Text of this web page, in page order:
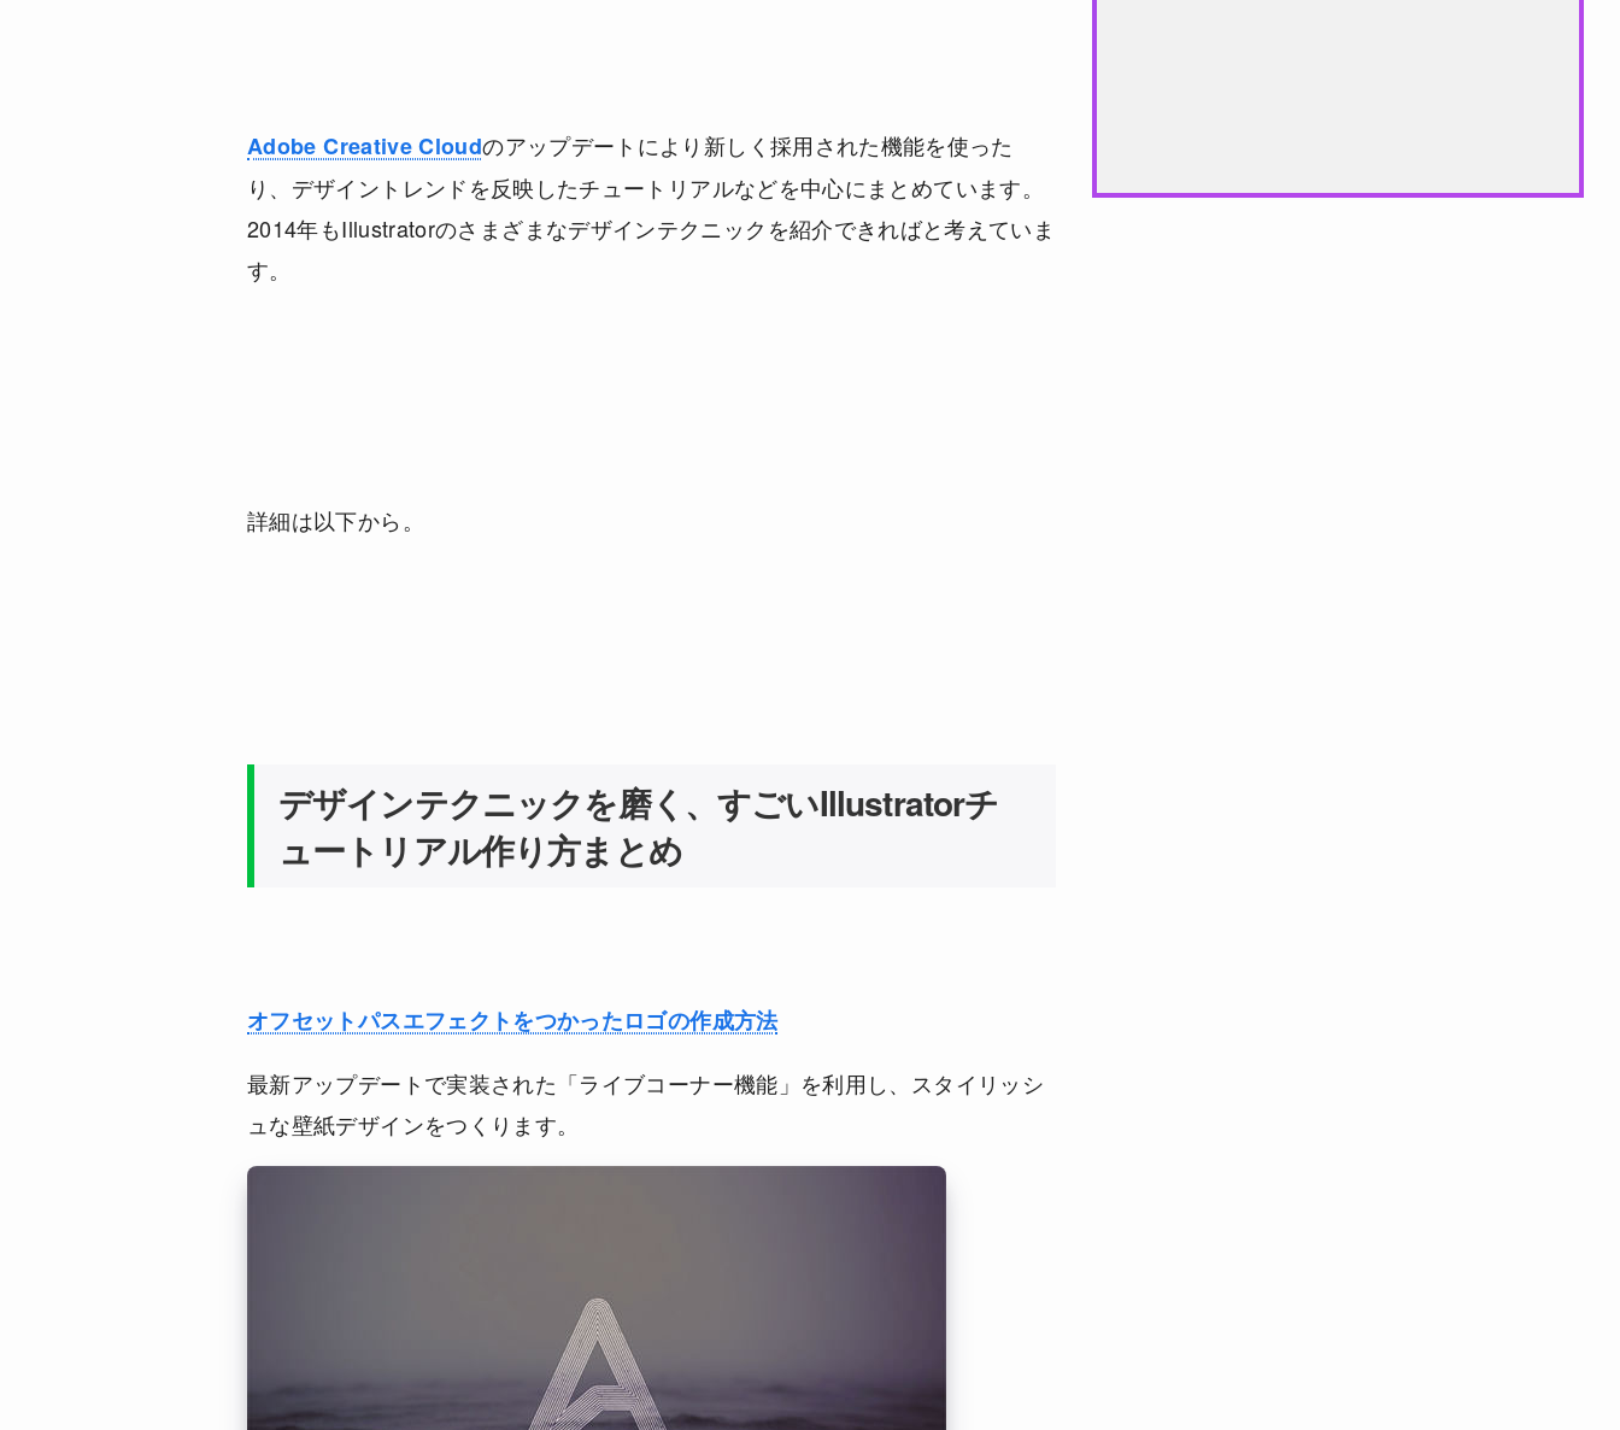
Adobe Creative Cloudのアップデートにより新しく採用された機能を使った
り、デザイントレンドを反映したチュートリアルなどを中心にまとめています。
2014年もIllustratorのさまざまなデザインテクニックを紹介できればと考えていま
す。
詳細は以下から。
デザインテクニックを磨く、すごいIllustratorチ
ュートリアル作り方まとめ
オフセットパスエフェクトをつかったロゴの作成方法
最新アップデートで実装された「ライブコーナー機能」を利用し、スタイリッシ
ュな壁紙デザインをつくります。